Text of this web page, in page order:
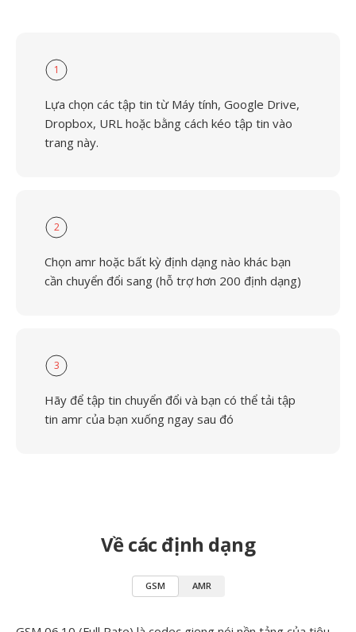
1
Lựa chọn các tập tin từ Máy tính, Google Drive,
Dropbox, URL hoặc bằng cách kéo tập tin vào
trang này.
2
Chọn amr hoặc bất kỳ định dạng nào khác bạn
cần chuyển đổi sang (hỗ trợ hơn 200 định dạng)
3
Hãy để tập tin chuyển đổi và bạn có thể tải tập
tin amr của bạn xuống ngay sau đó
Về các định dạng
GSM AMR